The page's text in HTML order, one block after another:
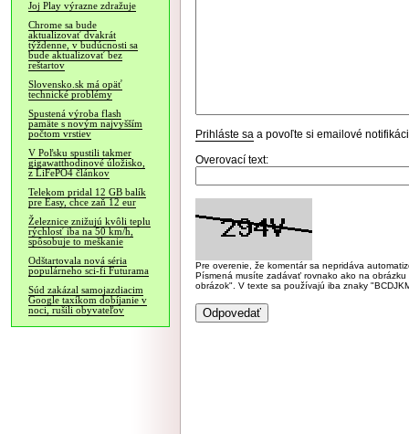
Joj Play výrazne zdražuje
Chrome sa bude
aktualizovať dvakrát
týždenne, v budúcnosti sa
bude aktualizovať bez
reštartov
Slovensko.sk má opäť
technické problémy
Spustená výroba flash
pamäte s novým najvyšším
počtom vrstiev
V Poľsku spustili takmer
gigawatthodinové úložisko,
z LiFePO4 článkov
Telekom pridal 12 GB balík
pre Easy, chce zaň 12 eur
Železnice znižujú kvôli teplu
rýchlosť iba na 50 km/h,
spôsobuje to meškanie
Odštartovala nová séria
populárneho sci-fi Futurama
Súd zakázal samojazdiacim
Google taxíkom dobíjanie v
noci, rušili obyvateľov
Prihláste sa a povoľte si emailové
Overovací text:
Pre overenie, že komentár sa nepridáva
Písmená musíte zadávať rovnako ako na
obrázok". V texte sa používajú iba znaky